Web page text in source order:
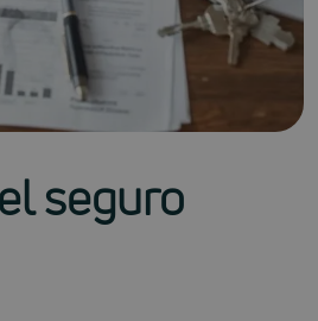
seguro